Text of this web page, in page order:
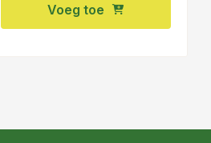
Voeg toe